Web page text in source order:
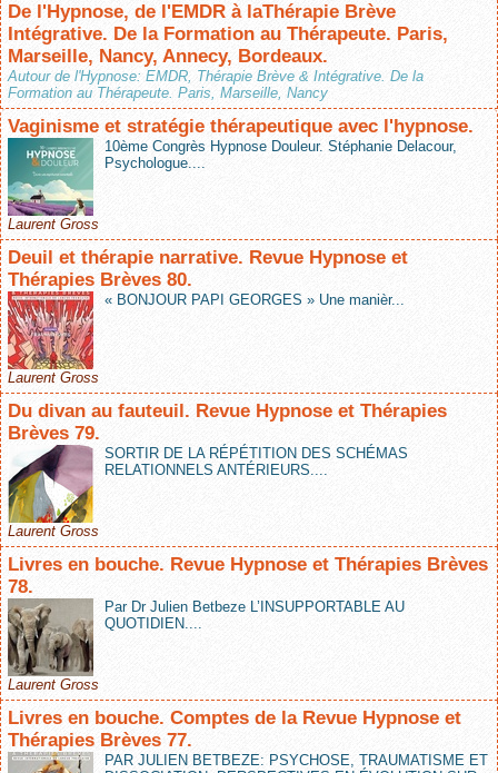
De l'Hypnose, de l'EMDR à laThérapie Brève
Intégrative. De la Formation au Thérapeute. Paris,
Marseille, Nancy, Annecy, Bordeaux.
Autour de l'Hypnose: EMDR, Thérapie Brève & Intégrative. De la
Formation au Thérapeute. Paris, Marseille, Nancy
Vaginisme et stratégie thérapeutique avec l'hypnose.
10ème Congrès Hypnose Douleur. Stéphanie Delacour,
Psychologue....
Laurent Gross
Deuil et thérapie narrative. Revue Hypnose et
Thérapies Brèves 80.
« BONJOUR PAPI GEORGES » Une manièr...
Laurent Gross
Du divan au fauteuil. Revue Hypnose et Thérapies
Brèves 79.
SORTIR DE LA RÉPÉTITION DES SCHÉMAS
RELATIONNELS ANTÉRIEURS....
Laurent Gross
Livres en bouche. Revue Hypnose et Thérapies Brèves
78.
Par Dr Julien Betbeze L’INSUPPORTABLE AU
QUOTIDIEN....
Laurent Gross
Livres en bouche. Comptes de la Revue Hypnose et
Thérapies Brèves 77.
PAR JULIEN BETBEZE: PSYCHOSE, TRAUMATISME ET